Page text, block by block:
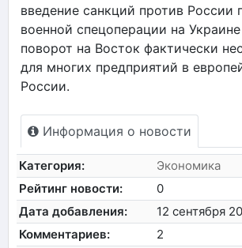
введение санкций против России
военной спецоперации на
поворот на Восток фактически
для многих предприятий в
России.
Информация о новости
Категория:
Экономика
Рейтинг новости:
0
Дата добавления:
12 сентября
Комментариев:
2